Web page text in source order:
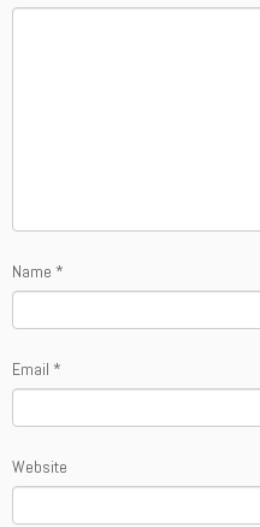
Name *
Email *
Website